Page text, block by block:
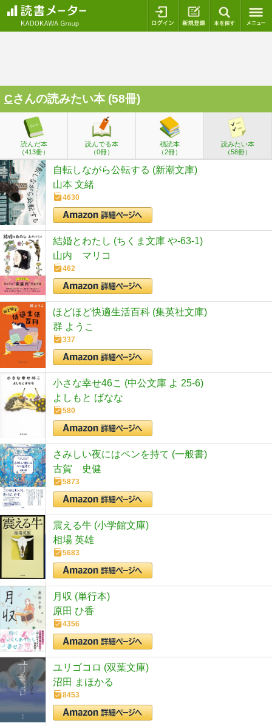
ログイン 新規登録
Cさんの読みたい本 (58冊)
読んだ本
（413冊）
読んでる本
（0冊）
積読本
（2冊）
読みたい本
（58冊）
自転しながら公転する (新潮文庫)
山本 文緒
4630
結婚とわたし (ちくま文庫 や-63-1)
山内 マリコ
462
ほどほど快適生活百科 (集英社文庫)
群 ようこ
337
小さな幸せ46こ (中公文庫 よ 25-6)
よしもと ばなな
580
さみしい夜にはペンを持て (一般書)
古賀 史健
5873
震える牛 (小学館文庫)
相場 英雄
5683
月収 (単行本)
原田 ひ香
4356
ユリゴコロ (双葉文庫)
沼田 まほかる
8453